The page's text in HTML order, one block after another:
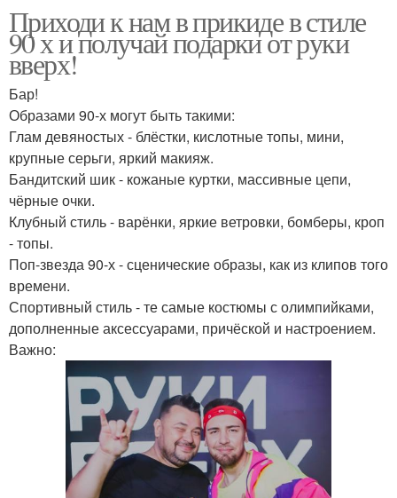
Приходи к нам в прикиде в стиле
90 х и получай подарки от руки
вверх!
Бар!
Образами 90-х могут быть такими:
Глам девяностых - блёстки, кислотные топы, мини,
крупные серьги, яркий макияж.
Бандитский шик - кожаные куртки, массивные цепи,
чёрные очки.
Клубный стиль - варёнки, яркие ветровки, бомберы, кроп
- топы.
Поп-звезда 90-х - сценические образы, как из клипов того
времени.
Спортивный стиль - те самые костюмы с олимпийками,
дополненные аксессуарами, причёской и настроением.
Важно: